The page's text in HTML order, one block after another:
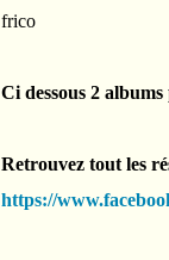
frico
Ci dessous 2
Retrouvez tout les
https://